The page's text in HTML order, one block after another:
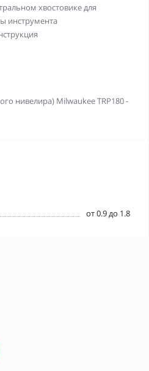
хвостовике для
инструмента
нивелира) Milwaukee TRP180 -
от 0.9 до 1.8